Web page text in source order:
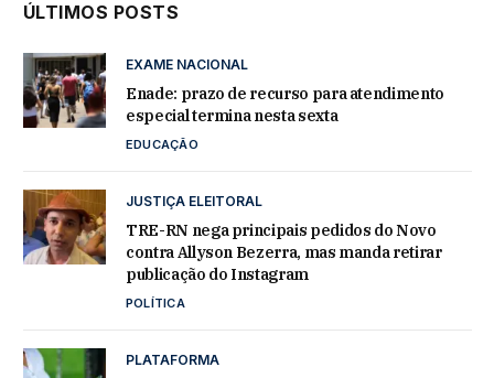
ÚLTIMOS POSTS
EXAME NACIONAL
Enade: prazo de recurso para atendimento
especial termina nesta sexta
EDUCAÇÃO
JUSTIÇA ELEITORAL
TRE-RN nega principais pedidos do Novo
contra Allyson Bezerra, mas manda retirar
publicação do Instagram
POLÍTICA
PLATAFORMA